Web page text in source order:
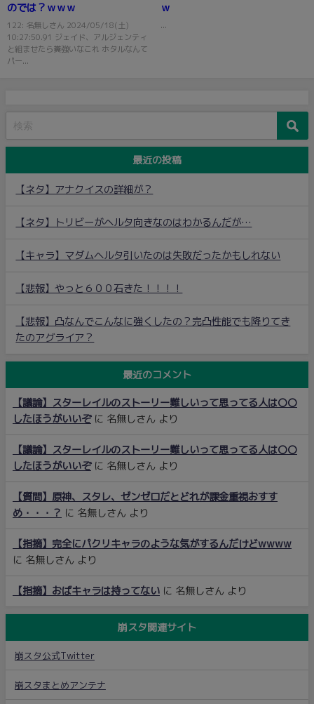
のでは？ｗｗｗ
122: 名無しさん 2024/05/18(土)
10:27:50.91 ジェイド、アルジェンティ
と組ませたら糞強いなこれ ホタルなんて
パー...
ｗ
...
最近の投稿
【ネタ】アナクイスの詳細が？
【ネタ】トリビーがヘルタ向きなのはわかるんだが…
【キャラ】マダムヘルタ引いたのは失敗だったかもしれない
【悲報】やっと６００石きた！！！！
【悲報】凸なんでこんなに強くしたの？完凸性能でも降りてき
たのアグライア？
最近のコメント
【議論】スターレイルのストーリー難しいって思ってる人は〇〇
したほうがいいぞに 名無しさん より
【議論】スターレイルのストーリー難しいって思ってる人は〇〇
したほうがいいぞに 名無しさん より
【質問】原神、スタレ、ゼンゼロだとどれが課金重視おすす
め・・・？ に 名無しさん より
【指摘】完全にパクリキャラのような気がするんだけどwwww
に 名無しさん より
【指摘】おばキャラは持ってない に 名無しさん より
崩スタ関連サイト
崩スタ公式Twitter
崩スタまとめアンテナ